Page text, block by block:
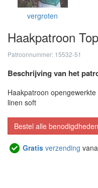
vergroten
Haakpatroon Top
Patroonnummer: 15532-51
Beschrijving van het
Haakpatroon
linen soft
Bestel alle benodigdheden
Gratis verzending